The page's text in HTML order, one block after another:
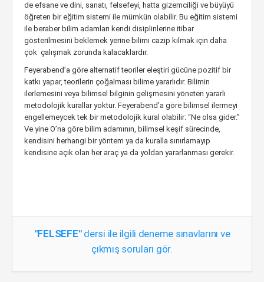
de efsane ve dini, sanatı, felsefeyi, hatta gizemciliği ve büyüyü
öğreten bir eğitim sistemi ile mümkün olabilir. Bu eğitim sistemi
ile beraber bilim adamları kendi disiplinlerine itibar
gösterilmesini beklemek yerine bilimi cazip kılmak için daha
çok çalışmak zorunda kalacaklardır.
Feyerabend’a göre alternatif teoriler eleştiri gücüne pozitif bir
katkı yapar, teorilerin çoğalması bilime yararlıdır. Bilimin
ilerlemesini veya bilimsel bilginin gelişmesini yöneten yararlı
metodolojik kurallar yoktur. Feyerabend’a göre bilimsel ilermeyi
engellemeycek tek bir metodolojik kural olabilir: “Ne olsa gider.”
Ve yine O’na göre bilim adamının, bilimsel keşif sürecinde,
kendisini herhangi bir yöntem ya da kuralla sınırlamayıp
kendisine açık olan her araç ya da yoldan yararlanması gerekir.
"FELSEFE"dersi ile ilgili deneme sınavlarını ve
çıkmış soruları gör.